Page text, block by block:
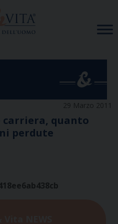
29 Marzo 2011
carriera, quanto
perdute